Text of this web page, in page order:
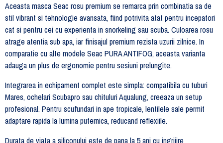
Aceasta masca Seac rosu premium se remarca prin combinatia sa de
stil vibrant si tehnologie avansata, fiind potrivita atat pentru incepatori
cat si pentru cei cu experienta in snorkeling sau scuba. Culoarea rosu
atrage atentia sub apa, iar finisajul premium rezista uzurii zilnice. In
comparatie cu alte modele Seac PURA ANTIFOG, aceasta varianta
adauga un plus de ergonomie pentru sesiuni prelungite.
Integrarea in echipament complet este simpla: compatibila cu tuburi
Mares, ochelari Scubapro sau chituluri Aqualung, creeaza un setup
profesional. Pentru scufundari in ape tropicale, lentilele sale permit
adaptare rapida la lumina puternica, reducand reflexiile.
Durata de viata a siliconului este de pana la 5 ani cu ingrijire